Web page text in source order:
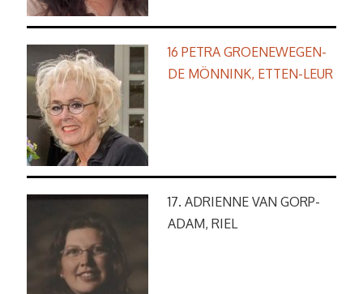
16 PETRA GROENEWEGEN-
DE MÖNNINK, ETTEN-LEUR
17. ADRIENNE VAN GORP-
ADAM, RIEL